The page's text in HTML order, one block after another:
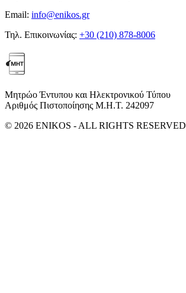
Email: info@enikos.gr
Τηλ. Επικοινωνίας: +30 (210) 878-8006
Μητρώο Έντυπου και Ηλεκτρονικού Τύπου
Αριθμός Πιστοποίησης Μ.Η.Τ. 242097
© 2026 ENIKOS - ALL RIGHTS RESERVED